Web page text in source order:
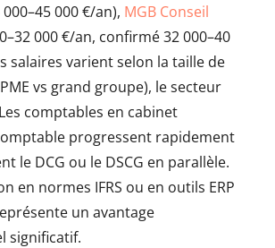
000 €/an), MGB Conseil
000 €/an, confirmé 32 000–40
salaires varient selon la taille de
vs grand groupe), le secteur
comptables en cabinet
progressent rapidement
le DCG ou le DSCG en parallèle.
en normes IFRS ou en outils ERP
un avantage
significatif.